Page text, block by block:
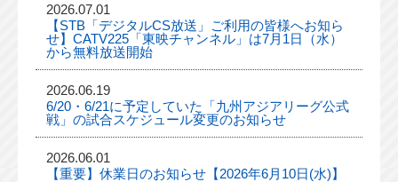
2026.07.01
【STB「デジタルCS放送」ご利用の皆様へお知ら
せ】CATV225「東映チャンネル」は7月1日（水）
から無料放送開始
2026.06.19
6/20・6/21に予定していた「九州アジアリーグ公式
戦」の試合スケジュール変更のお知らせ
2026.06.01
【重要】休業日のお知らせ【2026年6月10日(水)】